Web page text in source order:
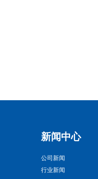
新闻中心
公司新闻
行业新闻